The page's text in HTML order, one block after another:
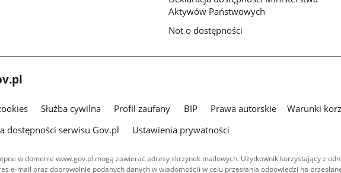
Aktywów Państwowych
Not o dostępności
Służba cywilna Profil zaufany BIP Prawa autorskie Warunki
dostępności serwisu Gov.pl
Ustawienia prywatności
w domenie www.gov.pl mogą zawierać adresy skrzynek mailowych. Użytkownik korzystający z
e-mail oraz dobrowolnie podanych danych w wiadomości) w celu przesłania odpowiedzi na